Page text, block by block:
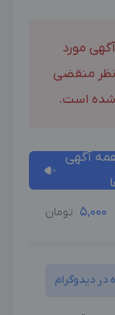
آگهی مورد
نظر منقضی
شده است.
آگهی
5,000 تومان
دیدوگرام